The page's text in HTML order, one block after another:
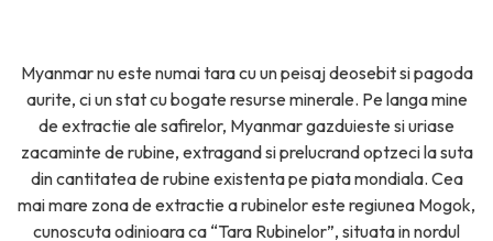
Myanmar nu este numai tara cu un peisaj deosebit si pagoda
aurite, ci un stat cu bogate resurse minerale. Pe langa mine
de extractie ale safirelor, Myanmar gazduieste si uriase
zacaminte de rubine, extragand si prelucrand optzeci la suta
din cantitatea de rubine existenta pe piata mondiala. Cea
mai mare zona de extractie a rubinelor este regiunea Mogok,
cunoscuta odinioara ca “Tara Rubinelor”, situata in nordul